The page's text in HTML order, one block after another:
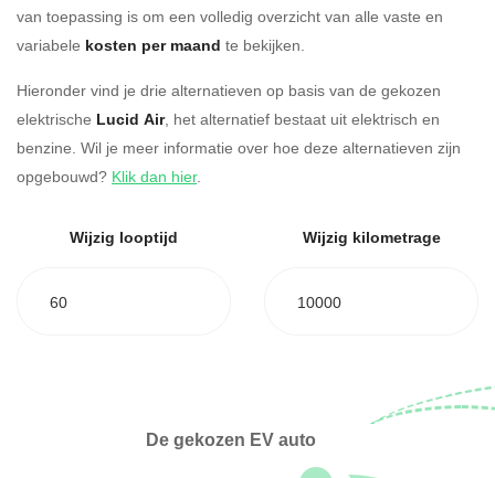
van toepassing is om een volledig overzicht van alle vaste en
variabele kosten per maand te bekijken.
Hieronder vind je drie alternatieven op basis van de gekozen
elektrische Lucid Air, het alternatief bestaat uit elektrisch en
benzine. Wil je meer informatie over hoe deze alternatieven zijn
opgebouwd? Klik dan hier.
Wijzig looptijd
60
Wijzig kilometrage
10000
De gekozen EV auto